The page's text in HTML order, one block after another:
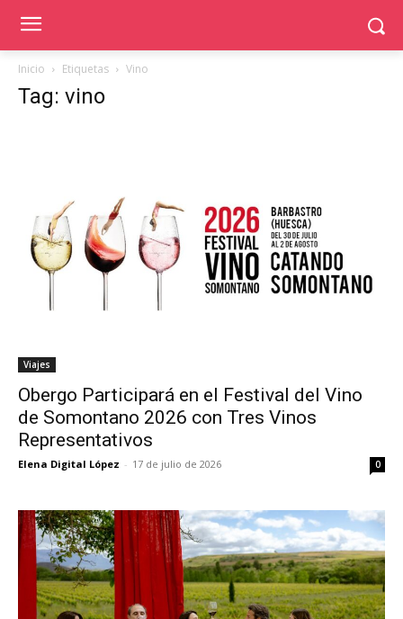
Inicio Etiquetas Vino
Tag: vino
Viajes
Obergo Participará en el Festival del Vino
de Somontano 2026 con Tres Vinos
Representativos
Elena Digital López - 17 de julio de 2026 0